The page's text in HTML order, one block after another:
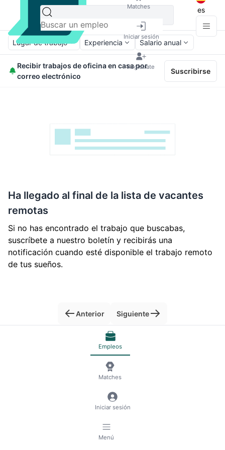
Matches
Iniciar sesión
Regístrate
es
Lugar de trabajo Experiencia Salario anual
Recibir trabajos de oficina en casa por
correo electrónico
Suscribirse
Ha llegado al final de la lista de vacantes
remotas
Si no has encontrado el trabajo que buscabas,
suscríbete a nuestro boletín y recibirás una
notificación cuando esté disponible el trabajo remoto
de tus sueños.
Anterior Siguiente
Condiciones del servicio
🍪 Gestionar cookies
Empleos
Matches
Iniciar sesión
Menú